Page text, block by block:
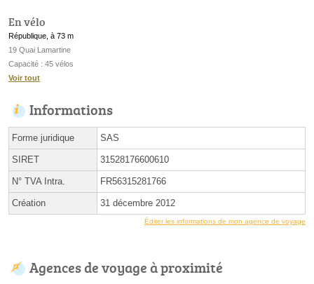
En vélo
République, à 73 m
19 Quai Lamartine
Capacité : 45 vélos
Voir tout
Informations
Forme juridique SAS
SIRET 31528176600610
N° TVA Intra. FR56315281766
Création 31 décembre 2012
Éditer les informations de mon agence de voyage
Agences de voyage à proximité